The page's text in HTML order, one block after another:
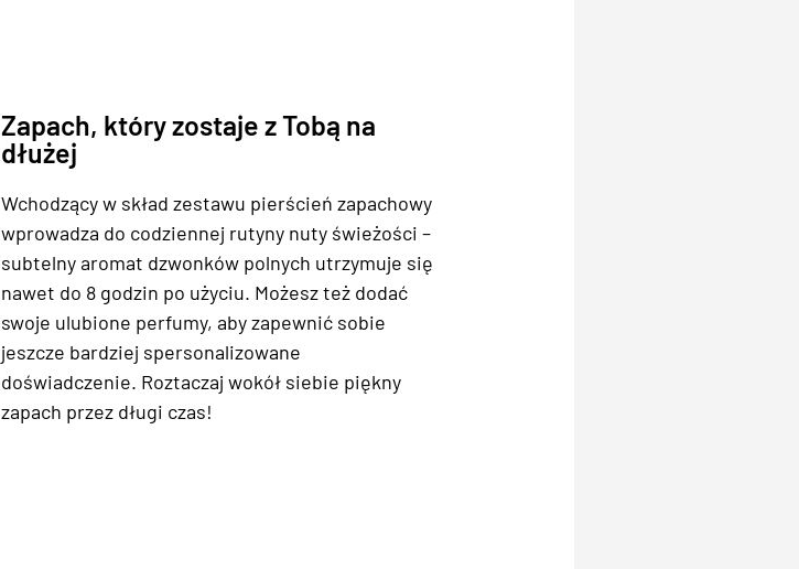
Zapach, który zostaje z Tobą na
dłużej
Wchodzący w skład zestawu pierścień zapachowy
wprowadza do codziennej rutyny nuty świeżości –
subtelny aromat dzwonków polnych utrzymuje się
nawet do 8 godzin po użyciu. Możesz też dodać
swoje ulubione perfumy, aby zapewnić sobie
jeszcze bardziej spersonalizowane
doświadczenie. Roztaczaj wokół siebie piękny
zapach przez długi czas!